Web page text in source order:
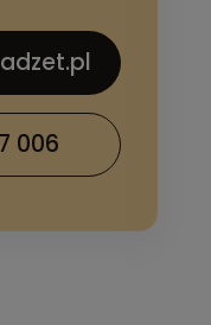
006